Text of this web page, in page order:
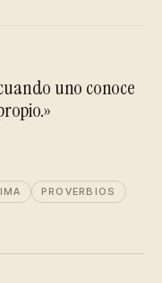
uno conoce
PROVERBIOS